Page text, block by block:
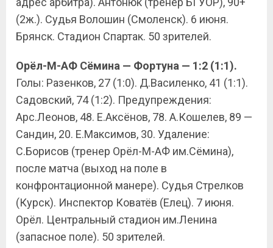
(2ж.). Судья Волошин (Смоленск). 6 июня.
Брянск. Стадион Спартак. 50 зрителей.
Орёл-М-АФ Сёмина — Фортуна — 1:2 (1:1).
Голы: Разенков, 27 (1:0). Д.Василенко, 41 (1:1).
Садовский, 74 (1:2). Предупреждения:
Арс.Леонов, 48. Е.Аксёнов, 78. А.Кошелев, 89 —
Сандин, 20. Е.Максимов, 30. Удаление:
С.Борисов (тренер Орёл-М-АФ им.Сёмина),
после матча (выход на поле в
конфронтационной манере). Судья Стрелков
(Курск). Инспектор Коватёв (Елец). 7 июня.
Орёл. Центральный стадион им.Ленина
(запасное поле). 50 зрителей.